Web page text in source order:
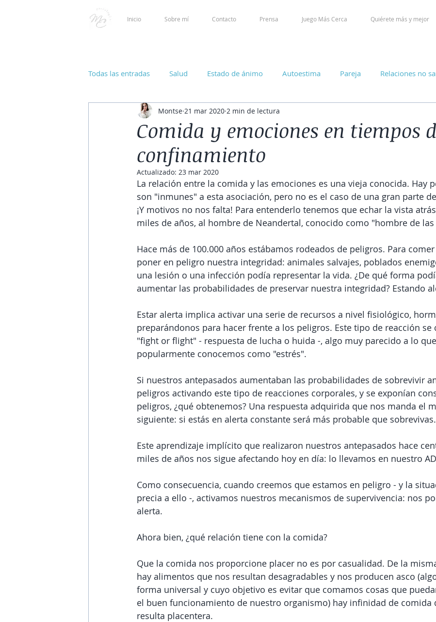
Inicio Sobre mí Contacto Prensa Juego Más Cerca Quiérete más y mejor
Todas las entradas Salud Estado de ánimo Autoestima Pareja Relaciones no
Comida y emociones en tiempos
confinamiento
Montse 21 mar 2020 2 min de lectura
Actualizado: 23 mar 2020
La relación entre la comida y las emociones es una vieja conocida. Hay
son "inmunes" a esta asociación, pero no es el caso de una gran parte
¡Y motivos no nos falta! Para entenderlo tenemos que echar la vista
miles de años, al hombre de Neandertal, conocido como "hombre de las
Hace más de 100.000 años estábamos rodeados de peligros. Para
poner en peligro nuestra integridad: animales salvajes, poblados
una lesión o una infección podía representar la vida. ¿De qué forma
aumentar las probabilidades de preservar nuestra integridad? Estando
Estar alerta implica activar una serie de recursos a nivel fisiológico,
preparándonos para hacer frente a los peligros. Este tipo de reacción se
"fight or flight" - respuesta de lucha o huida -, algo muy parecido a lo que
popularmente conocemos como "estrés".
Si nuestros antepasados aumentaban las probabilidades de sobrevivir
peligros activando este tipo de reacciones corporales, y se exponían
peligros, ¿qué obtenemos? Una respuesta adquirida que nos manda el
siguiente: si estás en alerta constante será más probable que sobrevivas.
Este aprendizaje implícito que realizaron nuestros antepasados hace
miles de años nos sigue afectando hoy en día: lo llevamos en nuestro
Como consecuencia, cuando creemos que estamos en peligro - y la
precia a ello -, activamos nuestros mecanismos de supervivencia: nos
alerta.
Ahora bien, ¿qué relación tiene con la comida?
Que la comida nos proporcione placer no es por casualidad. De la
hay alimentos que nos resultan desagradables y nos producen asco
forma universal y cuyo objetivo es evitar que comamos cosas que
el buen funcionamiento de nuestro organismo) hay infinidad de comida
resulta placentera.